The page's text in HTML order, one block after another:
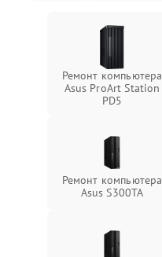
Ремонт компьютера
Asus ProArt Station
PD5
Ремонт компьютера
Asus S300TA